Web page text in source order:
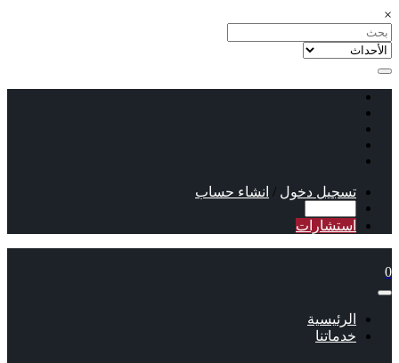
×
تسجيل دخول / انشاء حساب
استشارات
0
الرئيسية
خدماتنا